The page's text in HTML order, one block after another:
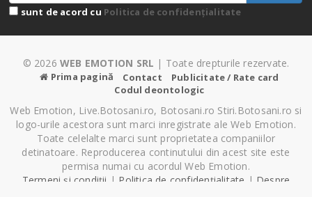
sunt de acord cu Politica de confidențialitate
© 2026 WEB EMOTION SRL | Toate drepturile rezervate.
Prima pagină Contact
Publicitate / Rate card
Codul deontologic
Web Emotion, Live.Botosani.ro, Botosani.ro Stiri.Botosani.ro si
logo-urile acestora sunt marci inregistrate ale Web Emotion.
Toate celelalte marci sunt proprietatea companiilor
detinatoare. Reproducerea continutului din acest site este
permisa numai cu acordul Web Emotion.
Termeni și condiții | Politica de confidențialitate | Despre